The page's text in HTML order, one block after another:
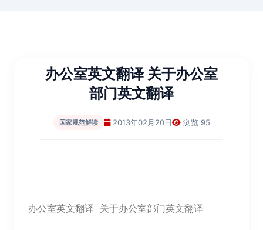
办公室英文翻译 关于办公室
部门英文翻译
国家规范解读 2013年02月20日 浏览 95
办公室英文翻译 关于办公室部门英文翻译